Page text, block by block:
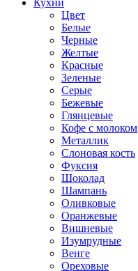
Цвет
Белые
Черные
Желтые
Красные
Зеленые
Серые
Бежевые
Глянцевые
Кофе с молоком
Металлик
Слоновая кость
Фуксия
Шоколад
Шампань
Оливковые
Оранжевые
Вишневые
Изумрудные
Венге
Ореховые